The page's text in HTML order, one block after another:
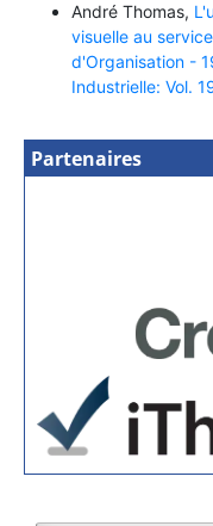
André Thomas,
visuelle au
d'Organisation -
Industrielle: Vol.
Partenaires